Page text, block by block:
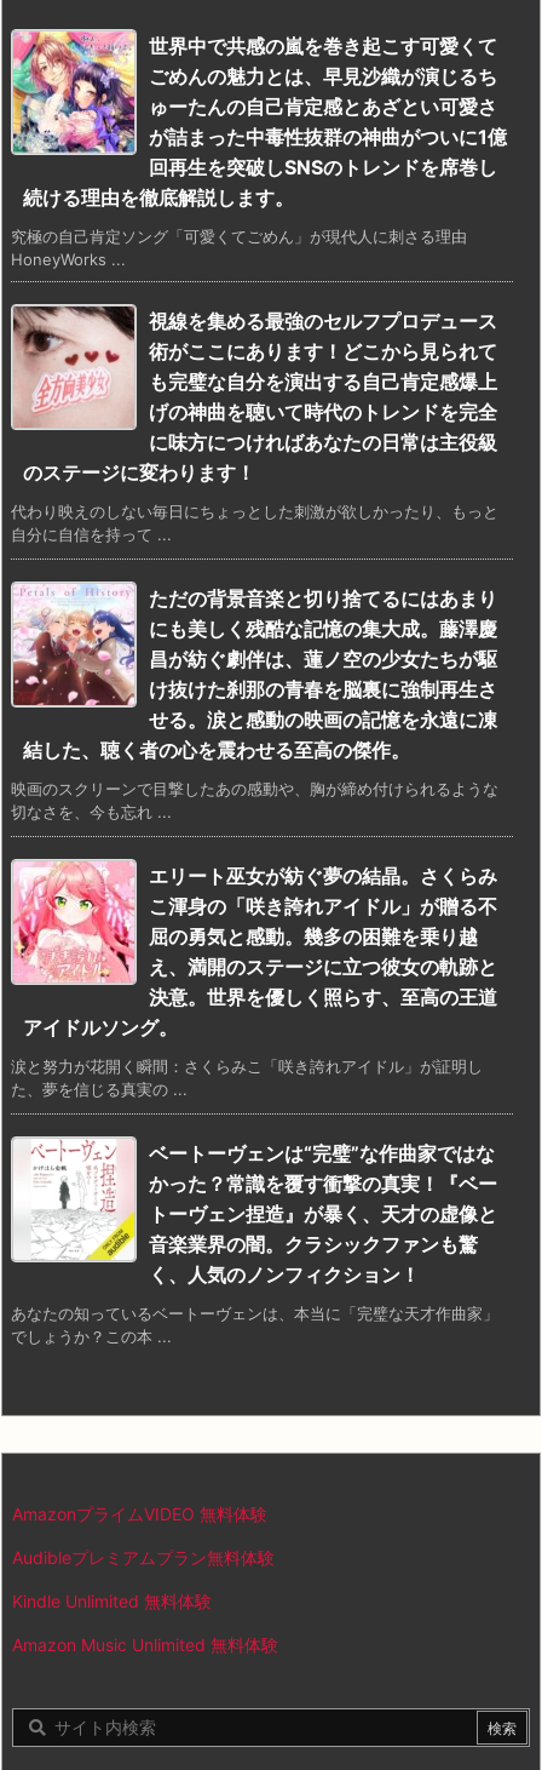
世界中で共感の嵐を巻き起こす可愛くて
ごめんの魅力とは、早見沙織が演じるち
ゅーたんの自己肯定感とあざとい可愛さ
が詰まった中毒性抜群の神曲がついに1億
回再生を突破しSNSのトレンドを席巻し
続ける理由を徹底解説します。
究極の自己肯定ソング「可愛くてごめん」が現代人に刺さる理由
HoneyWorks ...
視線を集める最強のセルフプロデュース
術がここにあります！どこから見られて
も完璧な自分を演出する自己肯定感爆上
げの神曲を聴いて時代のトレンドを完全
に味方につければあなたの日常は主役級
のステージに変わります！
代わり映えのしない毎日にちょっとした刺激が欲しかったり、もっと
自分に自信を持って ...
ただの背景音楽と切り捨てるにはあまり
にも美しく残酷な記憶の集大成。藤澤慶
昌が紡ぐ劇伴は、蓮ノ空の少女たちが駆
け抜けた刹那の青春を脳裏に強制再生さ
せる。涙と感動の映画の記憶を永遠に凍
結した、聴く者の心を震わせる至高の傑作。
映画のスクリーンで目撃したあの感動や、胸が締め付けられるような
切なさを、今も忘れ ...
エリート巫女が紡ぐ夢の結晶。さくらみ
こ渾身の「咲き誇れアイドル」が贈る不
屈の勇気と感動。幾多の困難を乗り越
え、満開のステージに立つ彼女の軌跡と
決意。世界を優しく照らす、至高の王道
アイドルソング。
涙と努力が花開く瞬間：さくらみこ「咲き誇れアイドル」が証明し
た、夢を信じる真実の ...
ベートーヴェンは“完璧”な作曲家ではな
かった？常識を覆す衝撃の真実！『ベー
トーヴェン捏造』が暴く、天才の虚像と
音楽業界の闇。クラシックファンも驚
く、人気のノンフィクション！
あなたの知っているベートーヴェンは、本当に「完璧な天才作曲家」
でしょうか？この本 ...
AmazonプライムVIDEO 無料体験
Audibleプレミアムプラン無料体験
Kindle Unlimited 無料体験
Amazon Music Unlimited 無料体験